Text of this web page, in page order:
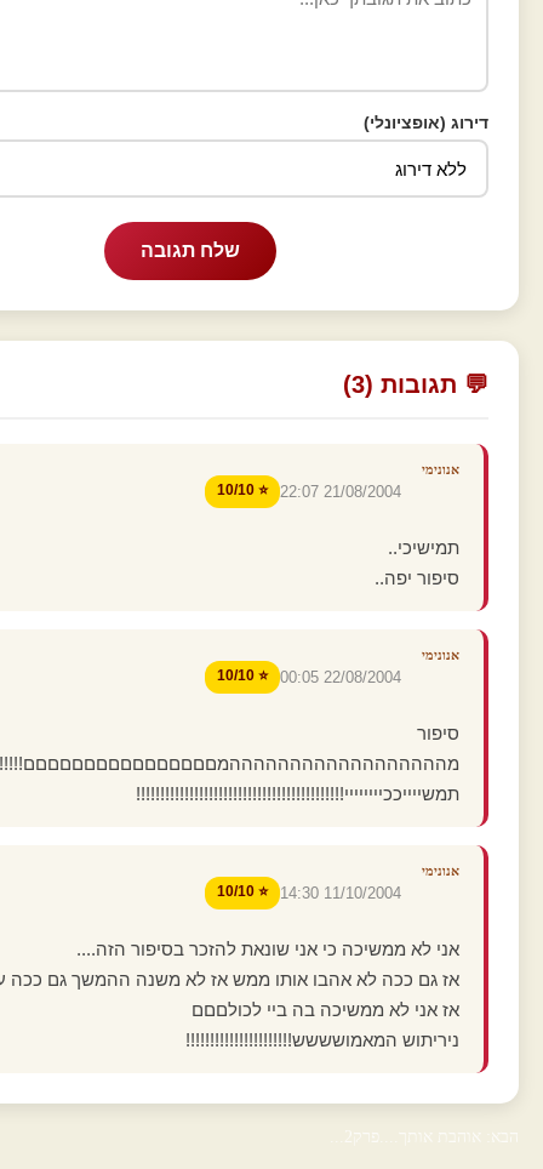
דירוג (אופציונלי)
שלח תגובה
💬 תגובות (3)
אנונימי
21/08/2004 22:07
⭐ 10/10
תמישיכי..
סיפור יפה..
אנונימי
22/08/2004 00:05
⭐ 10/10
סיפור
תמשייייככיייייייי!!!!!!!!!!!!!!!!!!!!!!!!!!!!!!!!!!!!!!!!!!!
אנונימי
11/10/2004 14:30
⭐ 10/10
אני לא ממשיכה כי אני שונאת להזכר בסיפור הזה....
אז גם ככה לא אהבו אותו ממש אז לא משנה ההמשך גם ככה
אז אני לא ממשיכה בה ביי לכולםםם
ניריתוש המאמושששש!!!!!!!!!!!!!!!!!!!!!!
הבא: אוהבת אותך....פרק2...